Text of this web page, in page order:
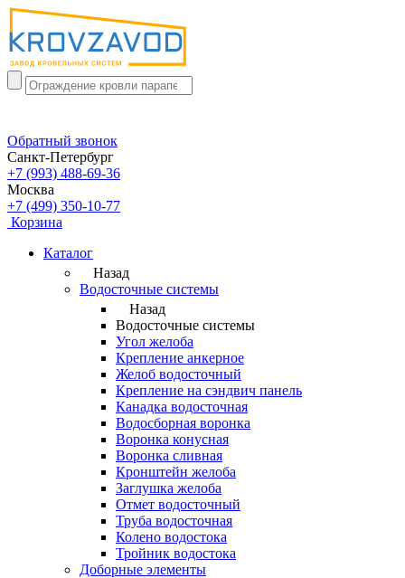
Обратный звонок
Санкт-Петербург
+7 (993) 488-69-36
Москва
+7 (499) 350-10-77
Корзина
Каталог
Назад
Водосточные системы
Назад
Водосточные системы
Угол желоба
Крепление анкерное
Желоб водосточный
Крепление на сэндвич панель
Канадка водосточная
Водосборная воронка
Воронка конусная
Воронка сливная
Кронштейн желоба
Заглушка желоба
Отмет водосточный
Труба водосточная
Колено водостока
Тройник водостока
Доборные элементы